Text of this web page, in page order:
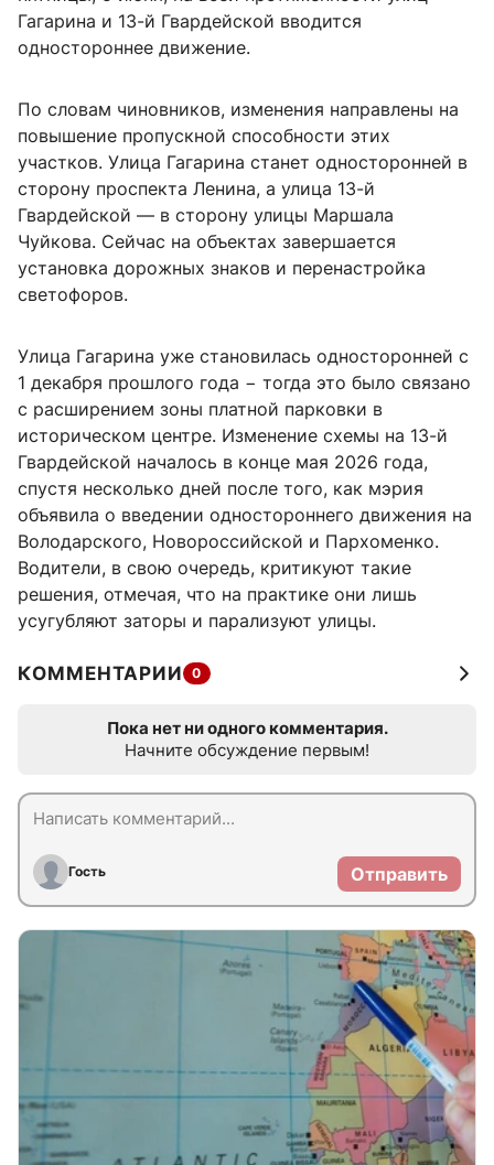
Гагарина и 13-й Гвардейской вводится
одностороннее движение.
По словам чиновников, изменения направлены на
повышение пропускной способности этих
участков. Улица Гагарина станет односторонней в
сторону проспекта Ленина, а улица 13-й
Гвардейской — в сторону улицы Маршала
Чуйкова. Сейчас на объектах завершается
установка дорожных знаков и перенастройка
светофоров.
Улица Гагарина уже становилась односторонней с
1 декабря прошлого года − тогда это было связано
с расширением зоны платной парковки в
историческом центре. Изменение схемы на 13-й
Гвардейской началось в конце мая 2026 года,
спустя несколько дней после того, как мэрия
объявила о введении одностороннего движения на
Володарского, Новороссийской и Пархоменко.
Водители, в свою очередь, критикуют такие
решения, отмечая, что на практике они лишь
усугубляют заторы и парализуют улицы.
КОММЕНТАРИИ 0
Пока нет ни одного комментария.
Начните обсуждение первым!
Гость Отправить